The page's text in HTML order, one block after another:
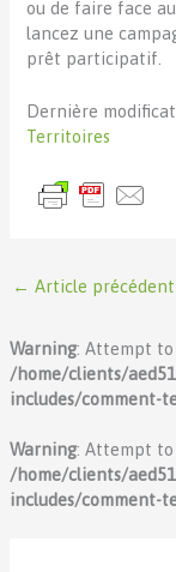
ou de faire face
lancez une
prêt participatif.
Dernière
Territoires
← Article précédent
Warning: Attempt
/home/clients/
includes/comment-
Warning: Attempt
/home/clients/
includes/comment-